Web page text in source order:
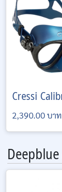
Cressi
2,390.00 บาท
Deepblue